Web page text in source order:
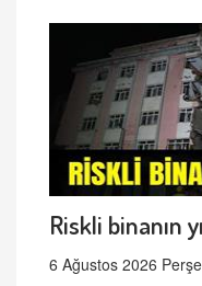
Riskli binanın
6 Ağustos 2026